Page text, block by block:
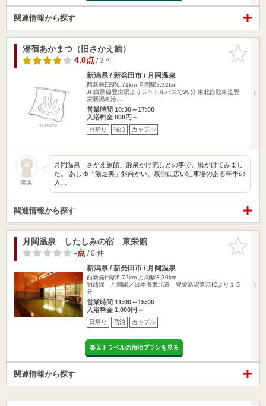
関連情報から探す
お気に入
りに追加
湯宿あかまつ（旧さかえ館）
4.0点/ 3 件
新潟県 / 新発田市 / 月岡温泉
西新発田駅6.71km 月岡駅3.32km
JR白新線豊栄駅よりシャトルバスで20分 東北自動車道豊
栄新潟東港…
営業時間 10:30～17:00
入浴料金 800円～
日帰り 宿泊 カップル
匿名
月岡温泉「さかえ旅館」源泉かけ流しとの事で、出かけてみまし
た。 あしゆ「湯足美」斜向かい、裏側に広い駐車場のある年季の
入…
関連情報から探す
お気に入
りに追加
月岡温泉 したしみの宿 東栄館
-点/ 0 件
新潟県 / 新発田市 / 月岡温泉
西新発田駅6.72km 月岡駅3.30km
羽越線 月岡駅／日本海東北道 豊栄新潟東港ICより１５
分
営業時間 11:00～15:00
入浴料金 1,000円～
日帰り 宿泊 カップル
楽天トラベルの宿泊プランを見る
関連情報から探す